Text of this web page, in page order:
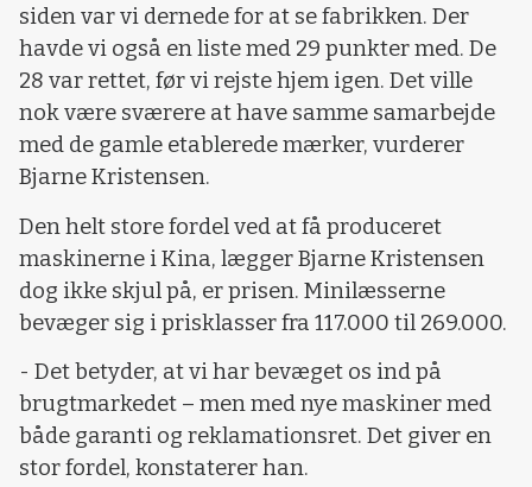
siden var vi dernede for at se fabrikken. Der
havde vi også en liste med 29 punkter med. De
28 var rettet, før vi rejste hjem igen. Det ville
nok være sværere at have samme samarbejde
med de gamle etablerede mærker, vurderer
Bjarne Kristensen.
Den helt store fordel ved at få produceret
maskinerne i Kina, lægger Bjarne Kristensen
dog ikke skjul på, er prisen. Minilæsserne
bevæger sig i prisklasser fra 117.000 til 269.000.
- Det betyder, at vi har bevæget os ind på
brugtmarkedet – men med nye maskiner med
både garanti og reklamationsret. Det giver en
stor fordel, konstaterer han.